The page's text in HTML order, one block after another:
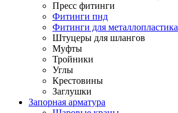
Пресс фитинги
Фитинги пнд
Фитинги для металлопластика
Штуцеры для шлангов
Муфты
Тройники
Углы
Крестовины
Заглушки
Запорная арматура